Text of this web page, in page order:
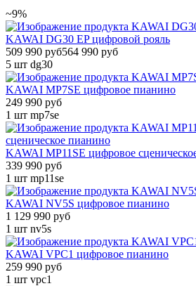
~9%
KAWAI DG30 EP цифровой рояль
509 990 руб564 990 руб
5 шт dg30
KAWAI MP7SE цифровое пианино
249 990 руб
1 шт mp7se
KAWAI MP11SE цифровое
339 990 руб
1 шт mp11se
KAWAI NV5S цифровое пианино
1 129 990 руб
1 шт nv5s
KAWAI VPC1 цифровое пианино
259 990 руб
1 шт vpc1